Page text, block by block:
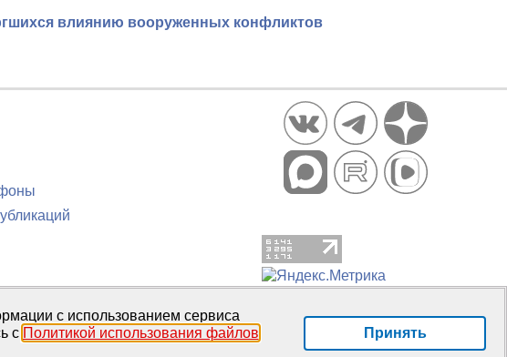
влиянию вооруженных конфликтов
с использованием сервиса
с Политикой использования файлов
Принять